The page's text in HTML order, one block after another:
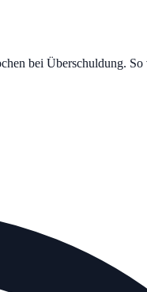
bei Überschuldung.